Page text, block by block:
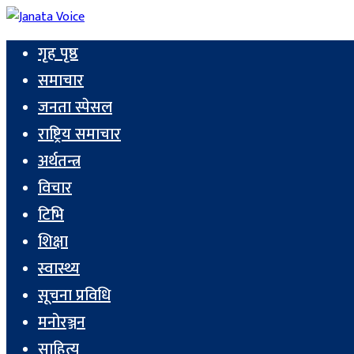
गृह पृष्ठ
समाचार
जनता स्पेसल
राष्ट्रिय समाचार
अर्थतन्त्र
विचार
टिभि
शिक्षा
स्वास्थ्य
सूचना प्रविधि
मनोरञ्जन